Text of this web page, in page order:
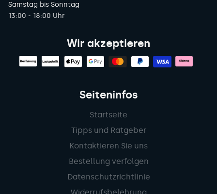
Samstag bis Sonntag
13:00 - 18:00 Uhr
Wir akzeptieren
Seiteninfos
Startseite
Tipps und Ratgeber
Kontaktieren Sie uns
Bestellung verfolgen
Datenschutzrichtlinie